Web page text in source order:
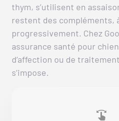
thym, s’utilisent en
restent des compléments,
progressivement. Chez
assurance santé pour
d’affection ou de
s’impose.